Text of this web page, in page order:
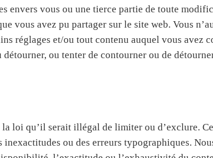
envers vous ou une tierce partie de toute
vous avez pu partager sur le site web. Vous
réglages et/ou tout contenu auquel vous avez
ou tenter de contourner ou de
loi qu’il serait illégal de limiter ou d’exclure.
ou des erreurs typographiques.